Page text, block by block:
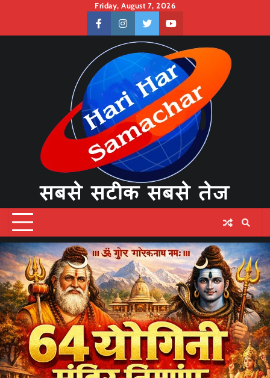
content
Friday, August 7, 2026
facebookinstagramtwitteryoutube